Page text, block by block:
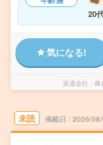
20
気になる!
派遣会社 株
未読 掲載日 2026/